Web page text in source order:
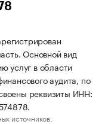
Основной вид
услуг в области
аудита, по
реквизиты ИНН:
источников.